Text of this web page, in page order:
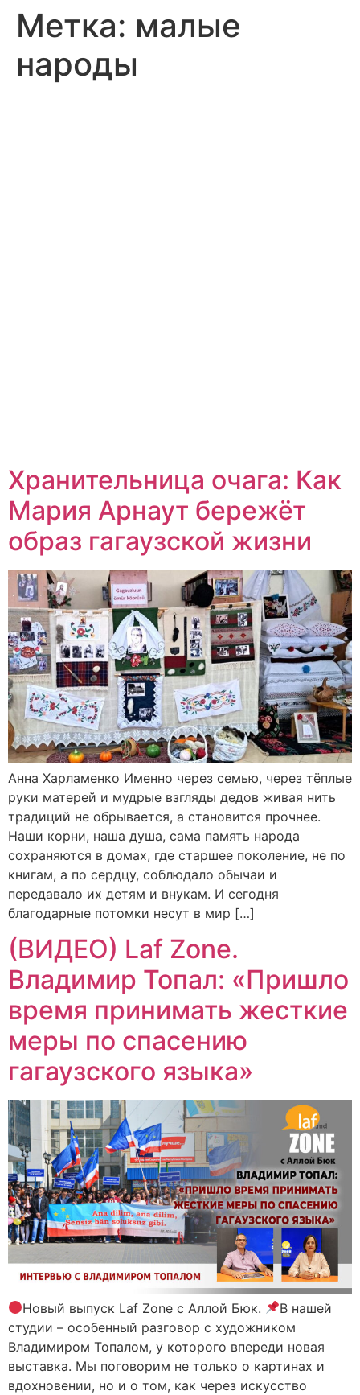
Метка: малые
народы
Хранительница очага: Как
Мария Арнаут бережёт
образ гагаузской жизни
Анна Харламенко Именно через семью, через тёплые
руки матерей и мудрые взгляды дедов живая нить
традиций не обрывается, а становится прочнее.
Наши корни, наша душа, сама память народа
сохраняются в домах, где старшее поколение, не по
книгам, а по сердцу, соблюдало обычаи и
передавало их детям и внукам. И сегодня
благодарные потомки несут в мир […]
(ВИДЕО) Laf Zone.
Владимир Топал: «Пришло
время принимать жесткие
меры по спасению
гагаузского языка»
Новый выпуск Laf Zone с Аллой Бюк.
В нашей
студии – особенный разговор с художником
Владимиром Топалом, у которого впереди новая
выставка. Мы поговорим не только о картинах и
вдохновении, но и о том, как через искусство